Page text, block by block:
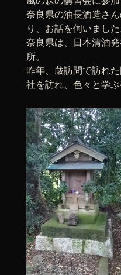
奈良県の油長酒造さ
り、お話を伺いました
奈良県は、日本清酒
所。
昨年、蔵訪問で訪れ
社を訪れ、色々と学ぶ